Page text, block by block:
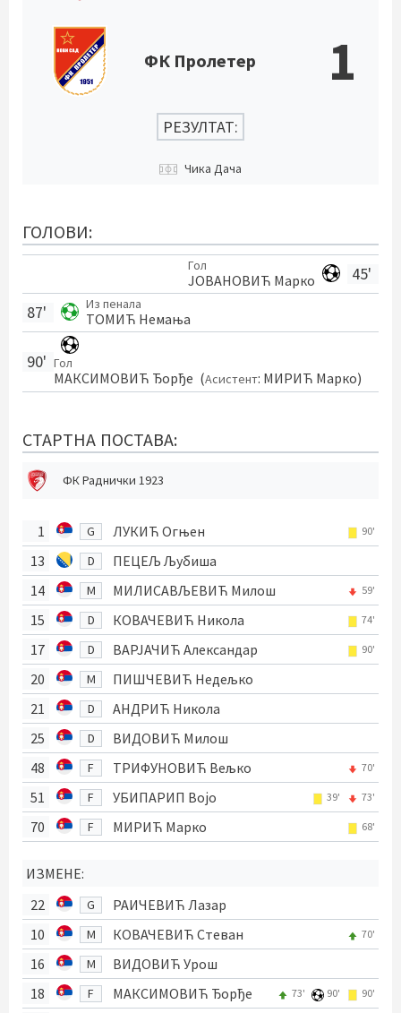
ФК Пролетер 1
РЕЗУЛТАТ:
Чика Дача
ГОЛОВИ:
45'
Гол
ЈОВАНОВИЋ Марко
Из пенала
ТОМИЋ Немања
87'
Гол
МАКСИМОВИЋ Ђорђе (Асистент: МИРИЋ Марко)
90'
СТАРТНА ПОСТАВА:
ФК Раднички 1923
1 G ЛУКИЋ Огњен 90'
13 D
ПЕЦЕЉ Љубиша
14
M МИЛИСАВЉЕВИЋ Милош 59'
15 D КОВАЧЕВИЋ Никола 74'
17 D ВАРЈАЧИЋ Александар 90'
20 M
ПИШЧЕВИЋ Недељко
21
D
АНДРИЋ Никола
25
D
ВИДОВИЋ Милош
48
F ТРИФУНОВИЋ Вељко 70'
51 F УБИПАРИП Војо 39' 73'
70 F МИРИЋ Марко 68'
ИЗМЕНЕ:
22
G
РАИЧЕВИЋ Лазар
10
M КОВАЧЕВИЋ Стеван 70'
16 M
ВИДОВИЋ Урош
18
F МАКСИМОВИЋ Ђорђе 73' 90' 90'